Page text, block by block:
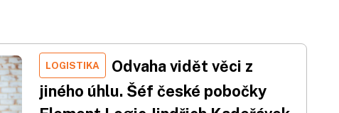
LOGISTIKA
Odvaha vidět věci z
jiného úhlu. Šéf české pobočky